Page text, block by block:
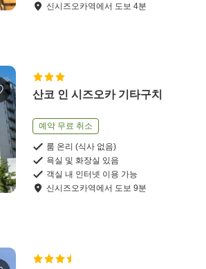
신시즈오카역에서 도보 4분
산코 인 시즈오카 기타구치
예약 무료 취소
룸 온리 (식사 없음)
욕실 및 화장실 있음
객실 내 인터넷 이용 가능
신시즈오카역에서 도보 9분